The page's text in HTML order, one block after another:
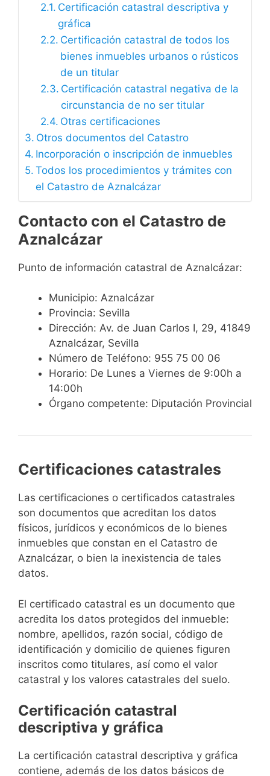
Certificación catastral descriptiva y
gráfica
Certificación catastral de todos los
bienes inmuebles urbanos o rústicos
de un titular
Certificación catastral negativa de la
circunstancia de no ser titular
Otras certificaciones
Otros documentos del Catastro
Incorporación o inscripción de inmuebles
Todos los procedimientos y trámites con
el Catastro de Aznalcázar
Contacto con el Catastro de
Aznalcázar
Punto de información catastral de Aznalcázar:
Municipio: Aznalcázar
Provincia: Sevilla
Dirección: Av. de Juan Carlos I, 29, 41849
Aznalcázar, Sevilla
Número de Teléfono: 955 75 00 06
Horario: De Lunes a Viernes de 9:00h a
14:00h
Órgano competente: Diputación Provincial
Certificaciones catastrales
Las certificaciones o certificados catastrales
son documentos que acreditan los datos
físicos, jurídicos y económicos de lo bienes
inmuebles que constan en el Catastro de
Aznalcázar, o bien la inexistencia de tales
datos.
El certificado catastral es un documento que
acredita los datos protegidos del inmueble:
nombre, apellidos, razón social, código de
identificación y domicilio de quienes figuren
inscritos como titulares, así como el valor
catastral y los valores catastrales del suelo.
Certificación catastral
descriptiva y gráfica
La certificación catastral descriptiva y gráfica
contiene, además de los datos básicos de